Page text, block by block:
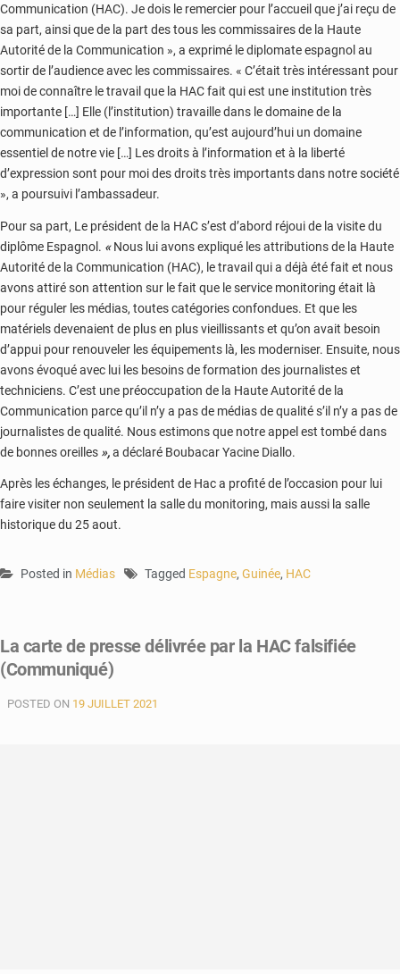
Communication (HAC). Je dois le remercier pour l’accueil que j’ai reçu de
sa part, ainsi que de la part des tous les commissaires de la Haute
Autorité de la Communication », a exprimé le diplomate espagnol au
sortir de l’audience avec les commissaires. « C’était très intéressant pour
moi de connaître le travail que la HAC fait qui est une institution très
importante […] Elle (l’institution) travaille dans le domaine de la
communication et de l’information, qu’est aujourd’hui un domaine
essentiel de notre vie […] Les droits à l’information et à la liberté
d’expression sont pour moi des droits très importants dans notre société
», a poursuivi l’ambassadeur.
Pour sa part, Le président de la HAC s’est d’abord réjoui de la visite du
diplôme Espagnol. «Nous lui avons expliqué les attributions de la Haute
Autorité de la Communication (HAC), le travail qui a déjà été fait et nous
avons attiré son attention sur le fait que le service monitoring était là
pour réguler les médias, toutes catégories confondues. Et que les
matériels devenaient de plus en plus vieillissants et qu’on avait besoin
d’appui pour renouveler les équipements là, les moderniser. Ensuite, nous
avons évoqué avec lui les besoins de formation des journalistes et
techniciens. C’est une préoccupation de la Haute Autorité de la
Communication parce qu’il n’y a pas de médias de qualité s’il n’y a pas de
journalistes de qualité. Nous estimons que notre appel est tombé dans
de bonnes oreilles »,a déclaré Boubacar Yacine Diallo.
Après les échanges, le président de Hac a profité de l’occasion pour lui
faire visiter non seulement la salle du monitoring, mais aussi la salle
historique du 25 aout.
Posted in Médias Tagged Espagne, Guinée, HAC
La carte de presse délivrée par la HAC falsifiée
(Communiqué)
POSTED ON 19 JUILLET 2021